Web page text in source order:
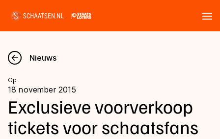
Nieuws
Kalender
Disciplines
Nieuws
Op
18 november 2015
Exclusieve voorverkoop
tickets voor schaatsfans